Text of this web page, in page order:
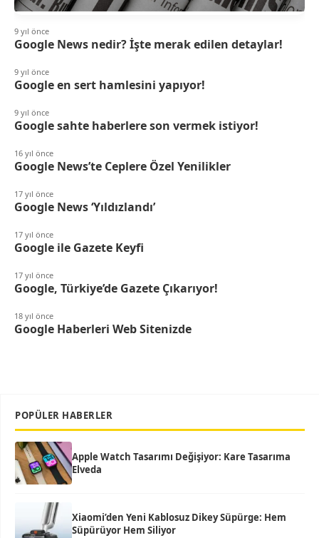
9 yıl önce
Google News nedir? İşte merak edilen detaylar!
9 yıl önce
Google en sert hamlesini yapıyor!
9 yıl önce
Google sahte haberlere son vermek istiyor!
16 yıl önce
Google News’te Ceplere Özel Yenilikler
17 yıl önce
Google News ‘Yıldızlandı’
17 yıl önce
Google ile Gazete Keyfi
17 yıl önce
Google, Türkiye’de Gazete Çıkarıyor!
18 yıl önce
Google Haberleri Web Sitenizde
POPÜLER HABERLER
Apple Watch Tasarımı Değişiyor: Kare Tasarıma
Elveda
Xiaomi’den Yeni Kablosuz Dikey Süpürge: Hem
Süpürüyor Hem Siliyor